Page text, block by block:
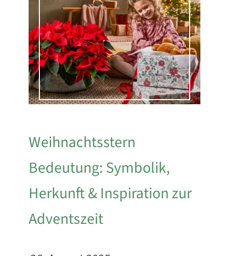
Weihnachtsstern
Bedeutung: Symbolik,
Herkunft & Inspiration zur
Adventszeit